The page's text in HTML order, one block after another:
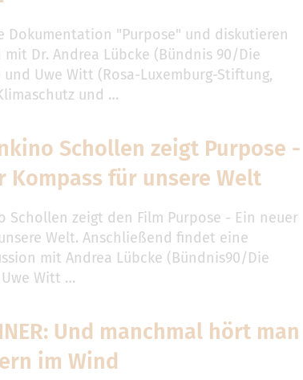
Dokumentation "Purpose" und diskutieren
Dr. Andrea Lübcke (Bündnis 90/Die
Uwe Witt (Rosa-Luxemburg-Stiftung,
und …
Schollen zeigt Purpose -
Kompass für unsere Welt
Schollen zeigt den Film Purpose - Ein neuer
Welt. Anschließend findet eine
mit Andrea Lübcke (Bündnis90/Die
Witt …
Und manchmal hört man
im Wind